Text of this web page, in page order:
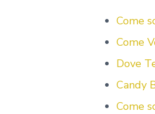
o
ok
r
Come
Come
Dove
Candy
Come